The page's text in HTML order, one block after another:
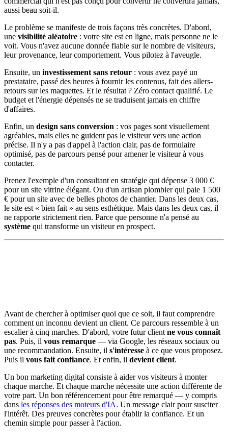
aussi beau soit-il.
Le problème se manifeste de trois façons très concrètes. D'abord,
une visibilité aléatoire : votre site est en ligne, mais personne ne le
voit. Vous n'avez aucune donnée fiable sur le nombre de visiteurs,
leur provenance, leur comportement. Vous pilotez à l'aveugle.
Ensuite, un investissement sans retour : vous avez payé un
prestataire, passé des heures à fournir les contenus, fait des allers-
retours sur les maquettes. Et le résultat ? Zéro contact qualifié. Le
budget et l'énergie dépensés ne se traduisent jamais en chiffre
d'affaires.
Enfin, un design sans conversion : vos pages sont visuellement
agréables, mais elles ne guident pas le visiteur vers une action
précise. Il n'y a pas d'appel à l'action clair, pas de formulaire
optimisé, pas de parcours pensé pour amener le visiteur à vous
contacter.
Prenez l'exemple d'un consultant en stratégie qui dépense 3 000 €
pour un site vitrine élégant. Ou d'un artisan plombier qui paie 1 500
€ pour un site avec de belles photos de chantier. Dans les deux cas,
le site est « bien fait » au sens esthétique. Mais dans les deux cas, il
ne rapporte strictement rien. Parce que personne n'a pensé au
système qui transforme un visiteur en prospect.
Avant de chercher à optimiser quoi que ce soit, il faut comprendre
comment un inconnu devient un client. Ce parcours ressemble à un
escalier à cinq marches. D'abord, votre futur client ne vous connaît
pas. Puis, il vous remarque — via Google, les réseaux sociaux ou
une recommandation. Ensuite, il s'intéresse à ce que vous proposez.
Puis il vous fait confiance. Et enfin, il devient client.
Un bon marketing digital consiste à aider vos visiteurs à monter
chaque marche. Et chaque marche nécessite une action différente de
votre part. Un bon référencement pour être remarqué — y compris
dans les réponses des moteurs d'IA. Un message clair pour susciter
l'intérêt. Des preuves concrètes pour établir la confiance. Et un
chemin simple pour passer à l'action.